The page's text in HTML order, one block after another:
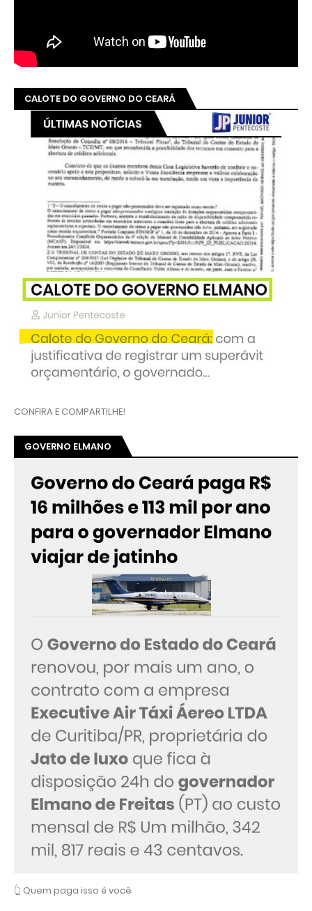
CALOTE DO GOVERNO DO CEARÁ
CONFIRA E COMPARTILHE!
GOVERNO ELMANO
👆 Quem paga isso é você